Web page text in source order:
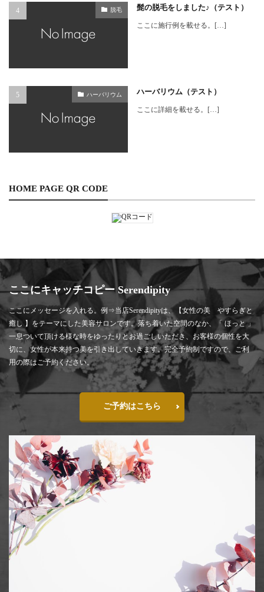
脱毛 髭の脱毛をしました♪（テスト）
ここに施行例を載せる。[…]
ハーバリウム ハーバリウム（テスト）
ここに詳細を載せる。[…]
HOME PAGE QR CODE
ここにキャッチコピー Serendipity
ここにメッセージを入れる。例⇒当店Serendipityは、【女性の美 やすらぎと
癒し 】をテーマにした美容サロンです。落ち着いた空間のなか、「 ほっと 」
一息ついて頂ける様な時をゆったりとお過ごしいただき、お客様の個性を大
切に、女性が本来持つ美を引き出していきます。完全予約制ですので、ご利
用の際はご予約ください。
ご予約はこちら